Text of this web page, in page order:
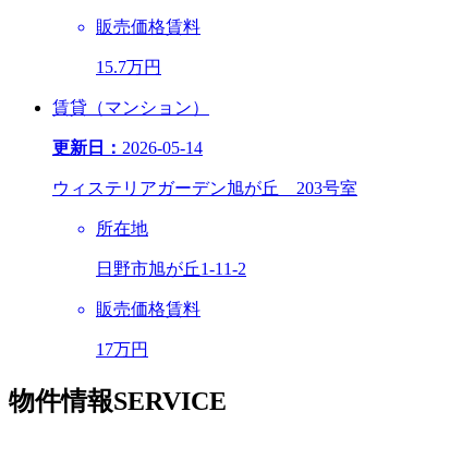
販売価格賃料
15.7万円
賃貸（マンション）
更新日： 2026-05-14
ウィステリアガーデン旭が丘 203号室
所在地
日野市旭が丘1-11-2
販売価格賃料
17万円
物件情報SERVICE